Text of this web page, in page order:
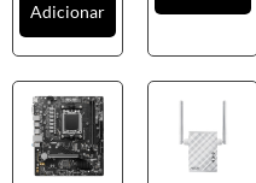
Adicionar